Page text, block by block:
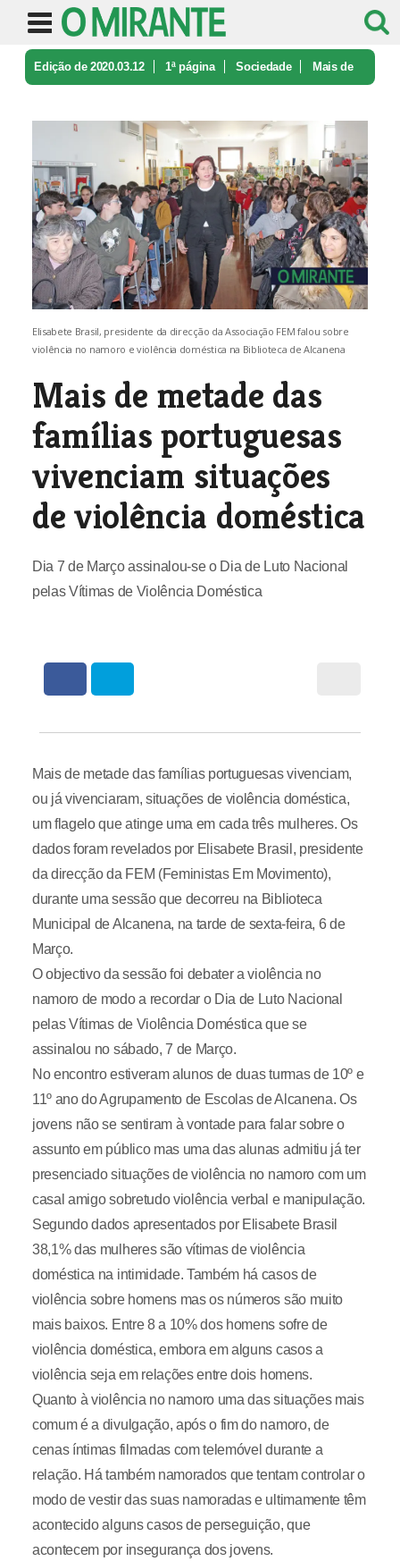
Edição de 2020.03.12 1ª página Sociedade Mais de
Elisabete Brasil, presidente da direcção da Associação FEM falou sobre
violência no namoro e violência doméstica na Biblioteca de Alcanena
Mais de metade das
famílias portuguesas
vivenciam situações
de violência doméstica
Dia 7 de Março assinalou-se o Dia de Luto Nacional
pelas Vítimas de Violência Doméstica
Mais de metade das famílias portuguesas vivenciam,
ou já vivenciaram, situações de violência doméstica,
um flagelo que atinge uma em cada três mulheres. Os
dados foram revelados por Elisabete Brasil, presidente
da direcção da FEM (Feministas Em Movimento),
durante uma sessão que decorreu na Biblioteca
Municipal de Alcanena, na tarde de sexta-feira, 6 de
Março.
O objectivo da sessão foi debater a violência no
namoro de modo a recordar o Dia de Luto Nacional
pelas Vítimas de Violência Doméstica que se
assinalou no sábado, 7 de Março.
No encontro estiveram alunos de duas turmas de 10º e
11º ano do Agrupamento de Escolas de Alcanena. Os
jovens não se sentiram à vontade para falar sobre o
assunto em público mas uma das alunas admitiu já ter
presenciado situações de violência no namoro com um
casal amigo sobretudo violência verbal e manipulação.
Segundo dados apresentados por Elisabete Brasil
38,1% das mulheres são vítimas de violência
doméstica na intimidade. Também há casos de
violência sobre homens mas os números são muito
mais baixos. Entre 8 a 10% dos homens sofre de
violência doméstica, embora em alguns casos a
violência seja em relações entre dois homens.
Quanto à violência no namoro uma das situações mais
comum é a divulgação, após o fim do namoro, de
cenas íntimas filmadas com telemóvel durante a
relação. Há também namorados que tentam controlar o
modo de vestir das suas namoradas e ultimamente têm
acontecido alguns casos de perseguição, que
acontecem por insegurança dos jovens.